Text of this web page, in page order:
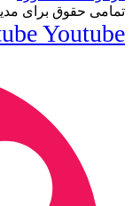
تمامی حقوق برای
Youtube